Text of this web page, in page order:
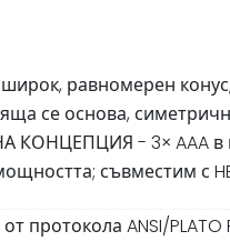
равномерен
се основа,
КОНЦЕПЦИЯ - 3× AAA в
съвместим с
протокола ANSI/PLATO